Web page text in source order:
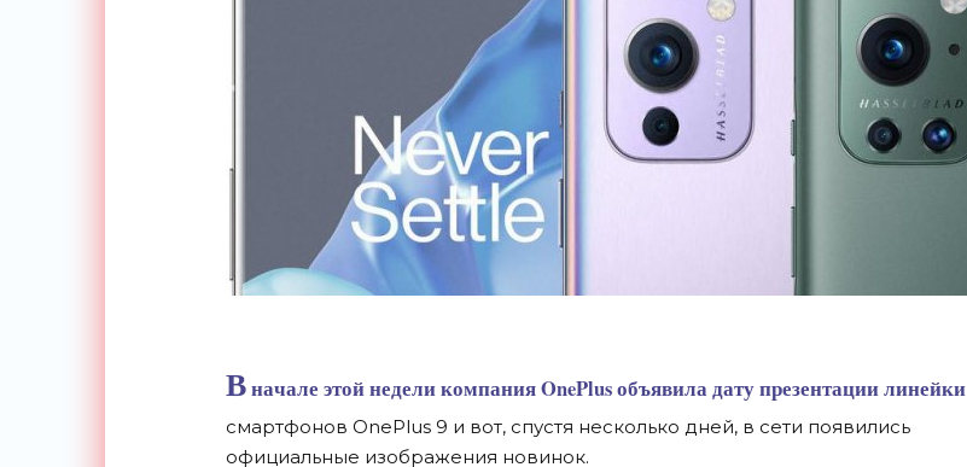
Вначале этой недели компания OnePlus объявила дату презентации линейки
смартфонов OnePlus 9 и вот, спустя несколько дней, в сети появились
официальные изображения новинок.